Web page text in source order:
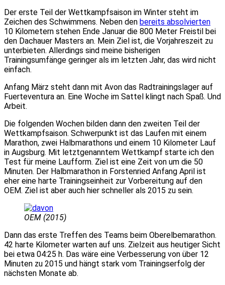
Der erste Teil der Wettkampfsaison im Winter steht im
Zeichen des Schwimmens. Neben den bereits absolvierten
10 Kilometern stehen Ende Januar die 800 Meter Freistil bei
den Dachauer Masters an. Mein Ziel ist, die Vorjahreszeit zu
unterbieten. Allerdings sind meine bisherigen
Trainingsumfänge geringer als im letzten Jahr, das wird nicht
einfach.
Anfang März steht dann mit Avon das Radtrainingslager auf
Fuerteventura an. Eine Woche im Sattel klingt nach Spaß. Und
Arbeit.
Die folgenden Wochen bilden dann den zweiten Teil der
Wettkampfsaison. Schwerpunkt ist das Laufen mit einem
Marathon, zwei Halbmarathons und einem 10 Kilometer Lauf
in Augsburg. Mit letztgenanntem Wettkampf starte ich den
Test für meine Laufform. Ziel ist eine Zeit von um die 50
Minuten. Der Halbmarathon in Forstenried Anfang April ist
eher eine harte Trainingseinheit zur Vorbereitung auf den
OEM. Ziel ist aber auch hier schneller als 2015 zu sein.
OEM (2015)
Dann das erste Treffen des Teams beim Oberelbemarathon.
42 harte Kilometer warten auf uns. Zielzeit aus heutiger Sicht
bei etwa 04:25 h. Das wäre eine Verbesserung von über 12
Minuten zu 2015 und hängt stark vom Trainingserfolg der
nächsten Monate ab.